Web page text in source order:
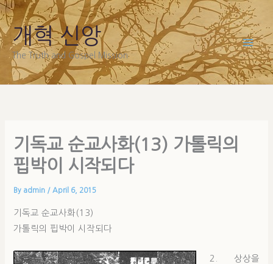
Skip
to
content
개혁 신앙
The Truth and Gospel Mission
기독교 순교사화(13) 가톨릭의
핍박이 시작되다
By admin /April 6, 2015
기독교 순교사화(13)
가톨릭의 핍박이 시작되다
2. 상상을